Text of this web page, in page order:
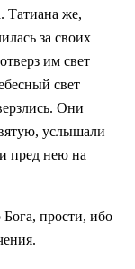
Татиана же,
за своих
им свет
свет
Они
услышали
пред нею на
прости, ибо